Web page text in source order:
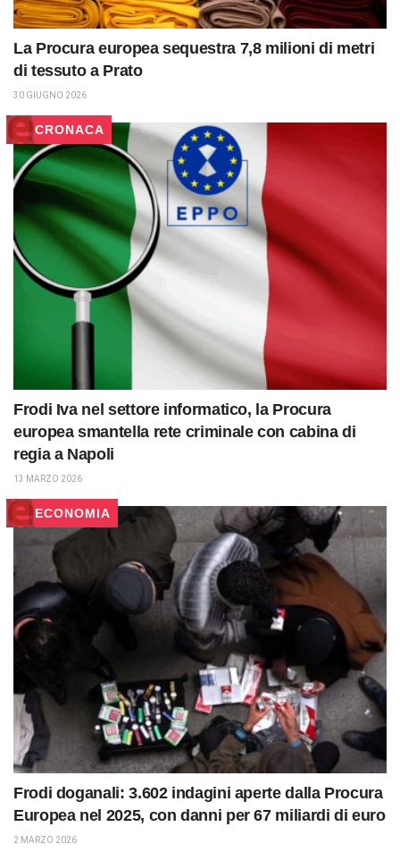
La Procura europea sequestra 7,8 milioni di metri
di tessuto a Prato
30 GIUGNO 2026
CRONACA
Frodi Iva nel settore informatico, la Procura
europea smantella rete criminale con cabina di
regia a Napoli
13 MARZO 2026
ECONOMIA
Frodi doganali: 3.602 indagini aperte dalla Procura
Europea nel 2025, con danni per 67 miliardi di euro
2 MARZO 2026